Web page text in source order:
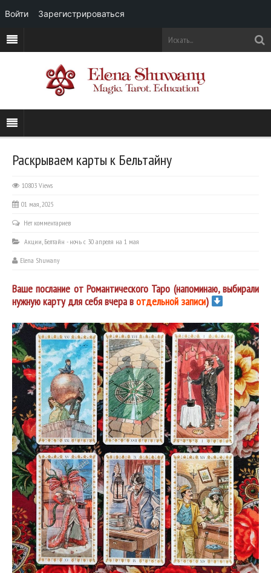
Раскрываем карты к Бельтайну
10803 Views
01 мая, 2025
Нет комментариев
Акции, Белтайн - ночь с 30 апреля на 1 мая
Elena Shuwany
Ваше послание от Романтического Таро (напоминаю, выбирали
нужную карту для себя вчера вотдельной записи)
Войти Зарегистрироваться